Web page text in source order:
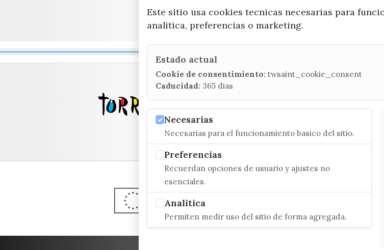
x / twitter
(+34) 952 541 104
C/ Poniente, 2. CP
Este sitio usa cookies tecnicas necesarias para
analitica, preferencias o marketing.
Estado actual
Cookie de consentimiento: twsaint_cookie_consent
Caducidad: 365 dias
Necesarias
Necesarias para el funcionamiento basico del sitio.
Preferencias
Recuerdan opciones de usuario y ajustes no
esenciales.
Analitica
Permiten medir uso del sitio de forma agregada.